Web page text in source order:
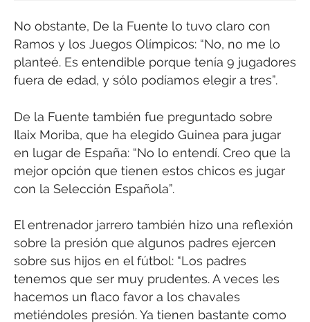
No obstante, De la Fuente lo tuvo claro con
Ramos y los Juegos Olímpicos: “No, no me lo
planteé. Es entendible porque tenía 9 jugadores
fuera de edad, y sólo podíamos elegir a tres”.
De la Fuente también fue preguntado sobre
Ilaix Moriba, que ha elegido Guinea para jugar
en lugar de España: “No lo entendí. Creo que la
mejor opción que tienen estos chicos es jugar
con la Selección Española”.
El entrenador jarrero también hizo una reflexión
sobre la presión que algunos padres ejercen
sobre sus hijos en el fútbol: “Los padres
tenemos que ser muy prudentes. A veces les
hacemos un flaco favor a los chavales
metiéndoles presión. Ya tienen bastante como